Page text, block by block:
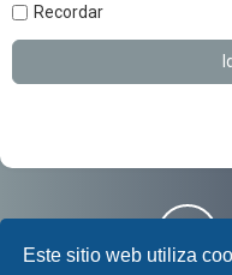
Este sitio web utiliza
Recordar